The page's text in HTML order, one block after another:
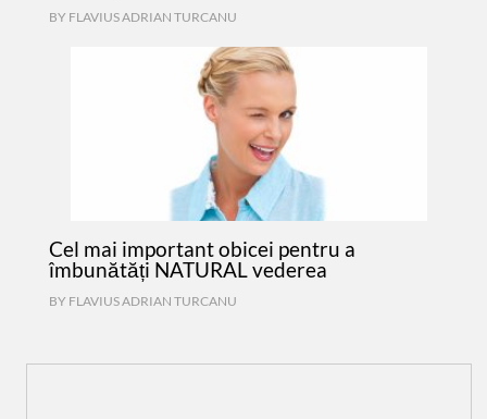
BY FLAVIUS ADRIAN TURCANU
Cel mai important obicei pentru a
îmbunătăți NATURAL vederea
BY FLAVIUS ADRIAN TURCANU